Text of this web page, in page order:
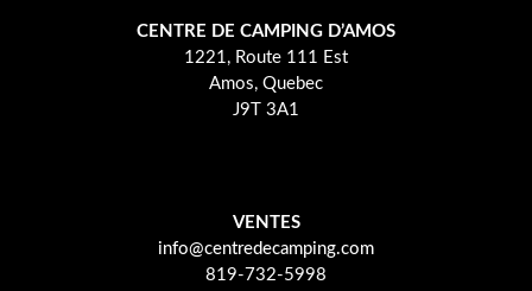
CENTRE DE CAMPING D’AMOS
1221, Route 111 Est
Amos, Quebec
J9T 3A1
VENTES
info@centredecamping.com
819-732-5998